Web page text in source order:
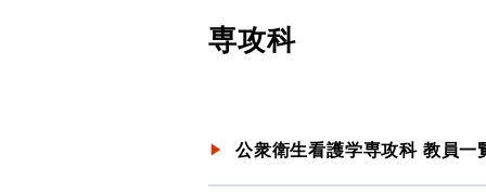
専攻科
公衆衛生看護学専攻科 教員一